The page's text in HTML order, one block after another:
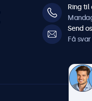
Ring til
Send
Få